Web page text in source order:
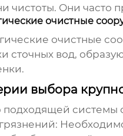
чистоты. Они часто
очистные
очистные
сточных вод,
выбора
системы